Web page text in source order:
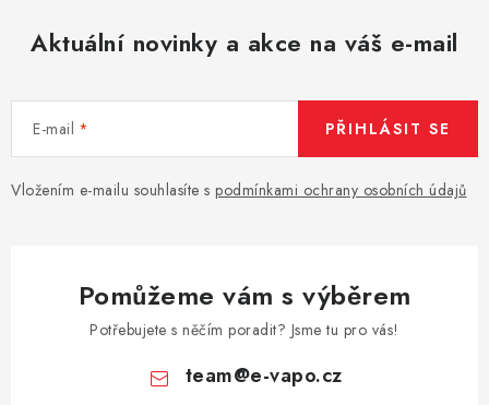
Aktuální novinky a akce na váš e-mail
E-mail
Vložením e-mailu souhlasíte s podmínkami ochrany osobních údajů
PŘIHLÁSIT SE
Pomůžeme vám s výběrem
Potřebujete s něčím poradit? Jsme tu pro vás!
team@e-vapo.cz